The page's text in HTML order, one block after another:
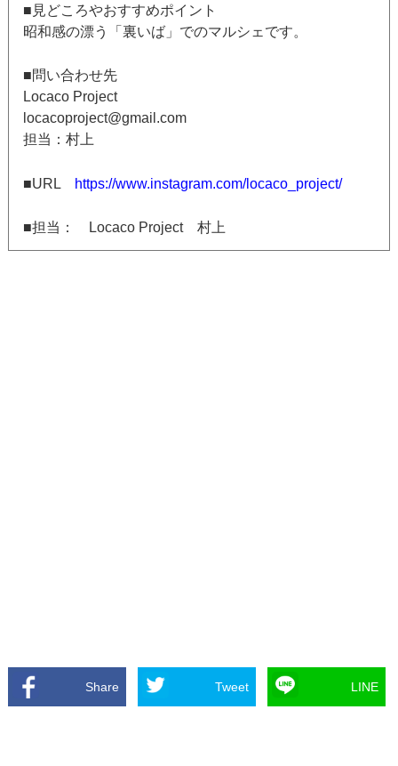
■見どころやおすすめポイント
昭和感の漂う「裏いば」でのマルシェです。
■問い合わせ先
Locaco Project
locacoproject@gmail.com
担当：村上
■URL https://www.instagram.com/locaco_project/
■担当： Locaco Project 村上
Share Tweet LINE